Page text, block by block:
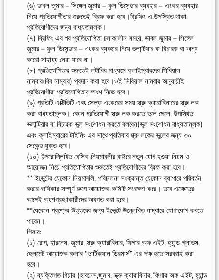
(৬) ডাবল জুমার – সিঙ্গেল জুমার – ফুল ডিসেন্ডার ব্যবহার – এংকর ব্যবহার
নিয়ে প্রতিযোগীতার শুরুতেই ব্রিফ করা হবে।ব্রিফিং এ উপস্থিত থাকা
প্রতিযোগীদের জন্য বাধ্যতামূলক।
(৭) ব্রিফিং এর পর প্রতিযোগিতা চলাকালীন সময়ে, ডাবল জুমার – সিঙ্গেল
জুমার – ফুল ডিসেন্ডার – এংকর ব্যবহার নিয়ে ভলান্টিয়ার বা বিচারক বা অন্য
কারো সাহায্য নেয়া যাবে না।
(৮) প্রতিযোগিতার শুরুতেই লটারির মাধ্যমে ক্লাইম্বারদের সিরিয়াল
নাম্বার(বিব নাম্বার) প্রদান করা হবে।ওই সিরিয়াল নাম্বার অনুযায়ীই
প্রতিযোগীরা প্রতিযোগিতায় অংশ নিতে হবে।
(৯) প্রতিটি এক্টিভিটি এবং সেল্ফ এংকরের সময় স্ক্রু ক্যারাবিনারের স্ক্রু লক
করা বাধ্যতামূলক। কোন প্রতিযোগী স্ক্রু লক করতে ভূলে গেলে, উপস্থিত
ভলান্টিয়ার বা বিচারক ভূল সংশোধন করতে বলবেন(ভূল সংশোধন বাধ্যতামূলক)
এবং ক্লাইম্বারের টাইমিং এর সাথে প্রতিবার স্ক্রু লকের ভূলের জন্য ৩০
সেকেন্ড যুক্ত হবে।
(১০) উপরোল্লিখিত বেসিক নিয়মাবলীর বাইরে নতুন যোগ হওয়া নিয়ম ও
আয়োজন নিয়ে প্রতিযোগিতার শুরুতেই প্রতিযোগীদের ব্রিফ করা হবে।
** ইভেন্টের যেকোন নিয়মাবলি, পরিচালনা সংক্রান্ত যেকোন ব্যাপারে পরিবর্তন
করার অধিকার সম্পূর্ণ রুপে আয়োজক কমিটি সংরক্ষণ করে। তবে এক্ষেত্রে
আগেই অংশগ্রহণকারীদের অবগত করা হবে।
**যেকোন প্রশ্নের উত্তরের জন্য ইভেন্টে উল্লেখিত নাম্বারে যোগাযোগ করতে
পারেন।
গিয়ার:
(১) রোপ, হারনেস, জুমার, স্ক্রু ক্যারাবিনার, ফিগার অফ এইট, হ্যান্ড গ্লাভস,
হেলমেট আয়োজক ক্লাব “ভার্টিক্যাল ড্রিমার্স” এর পক্ষ হতে সরবরাহ করা
হবে।
(২) ব্যক্তিগত গিয়ার (হারনেস,জুমার, স্ক্রু ক্যারাবিনার, ফিগার অফ এইট, হ্যান্ড